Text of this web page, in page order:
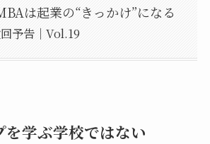
は起業の“きっかけ”になる
予告｜Vol.19
を学ぶ学校ではない